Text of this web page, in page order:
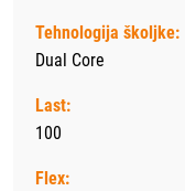
Tehnologija školjke:
Dual Core
Last:
100
Flex: